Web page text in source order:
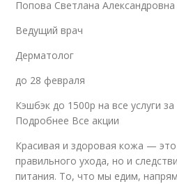
Попова Светлана Александровна
Ведущий врач
Дерматолог
до 28 февраля
Кэшбэк до 1500р на все услуги
Подробнее Все акции
Красивая и здоровая кожа —
правильного ухода, но и
питания. То, что мы едим,